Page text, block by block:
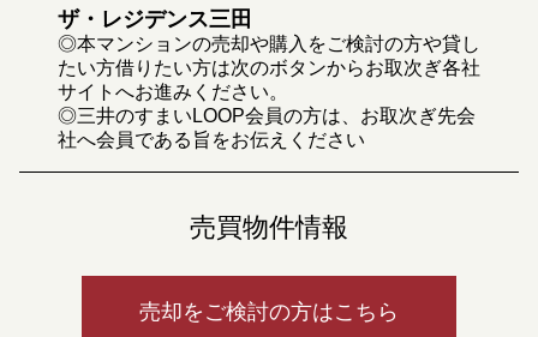
ザ・レジデンス三田
◎本マンションの売却や購入をご検討の方や貸し
たい方借りたい方は次のボタンからお取次ぎ各社
サイトへお進みください。
◎三井のすまいLOOP会員の方は、お取次ぎ先会
社へ会員である旨をお伝えください
売買物件情報
売却をご検討の方はこちら